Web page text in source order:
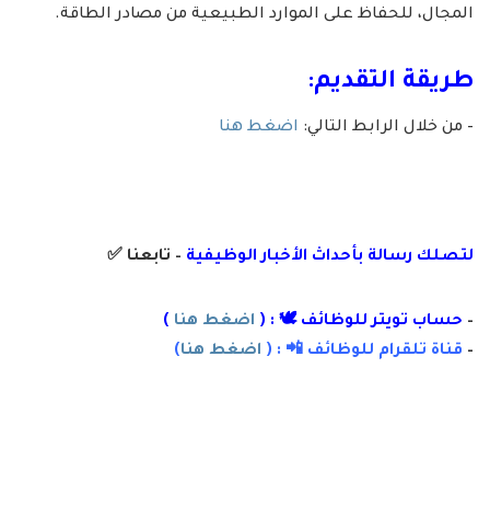
المجال، للحفاظ على الموارد الطبيعية من مصادر الطاقة.
طريقة التقديم:
– من خلال الرابط التالي: اضغط هنا
لتصلك رسالة بأحداث الأخبار الوظيفية – تابعنا ✅
– حساب تويتر للوظائف 🕊 : ( اضغط هنا )
– قناة تلقرام للوظائف 📲 : ( اضغط هنا)